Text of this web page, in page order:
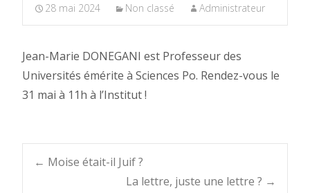
28 mai 2024 Non classé Administrateur
Jean-Marie DONEGANI est Professeur des
Universités émérite à Sciences Po. Rendez-vous le
31 mai à 11h à l’Institut !
Post
← Moise était-il Juif ?
La lettre, juste une lettre ? →